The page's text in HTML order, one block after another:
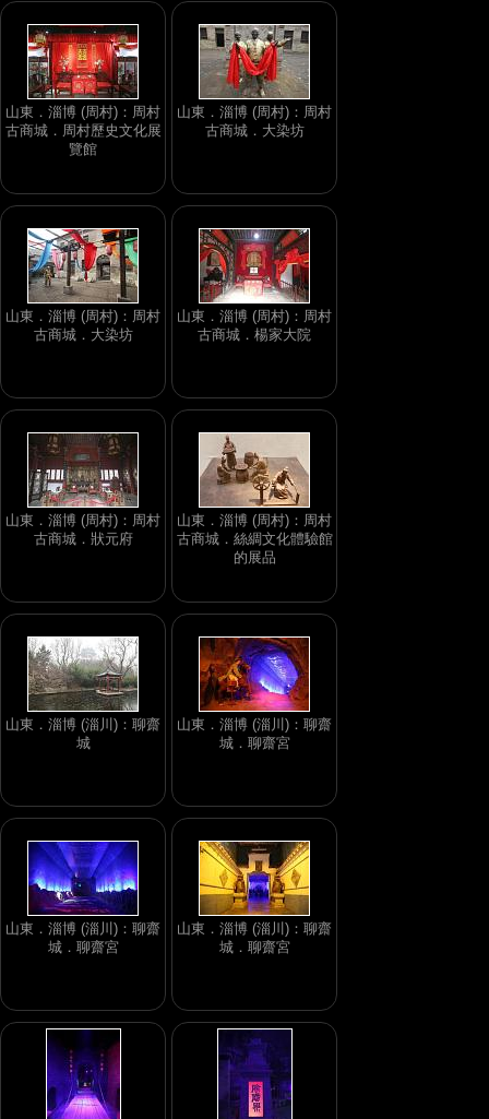
山東．淄博 (周村)：周村
古商城．周村歷史文化展
覽館
山東．淄博 (周村)：周村
古商城．大染坊
山東．淄博 (周村)：周村
古商城．大染坊
山東．淄博 (周村)：周村
古商城．楊家大院
山東．淄博 (周村)：周村
古商城．狀元府
山東．淄博 (周村)：周村
古商城．絲綢文化體驗館
的展品
山東．淄博 (淄川)：聊齋
城
山東．淄博 (淄川)：聊齋
城．聊齋宮
山東．淄博 (淄川)：聊齋
城．聊齋宮
山東．淄博 (淄川)：聊齋
城．聊齋宮